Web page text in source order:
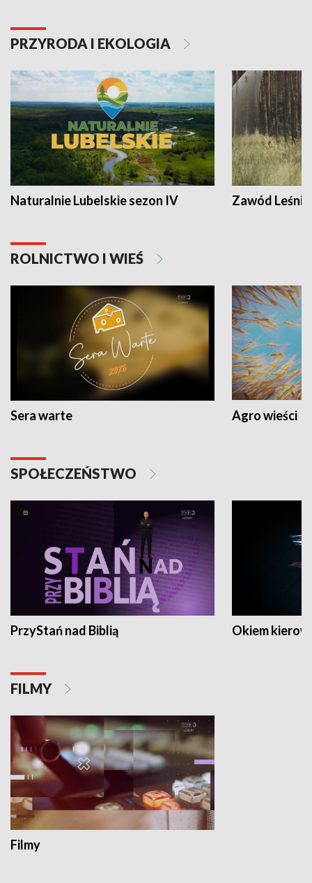
PRZYRODA I EKOLOGIA
Naturalnie Lubelskie sezon IV Zawód Leśnik
ROLNICTWO I WIEŚ
Sera warte Agro wieści
SPOŁECZEŃSTWO
PrzyStań nad Biblią Okiem
FILMY
Filmy